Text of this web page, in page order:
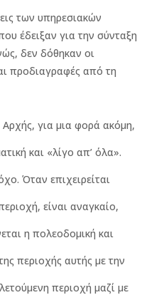
των υπηρεσιακών
έδειξαν για την σύνταξη
δεν δόθηκαν οι
προδιαγραφές από τη
για μια φορά ακόμη,
και «λίγο απ’ όλα».
Όταν επιχειρείται
είναι αναγκαίο,
η πολεοδομική και
περιοχής αυτής με την
περιοχή μαζί με